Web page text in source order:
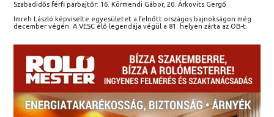
Szabadidős férfi párbajtőr: 16. Körmendi Gábor, 20. Árkovits Gergő
Imreh László képviselte egyesületet a felnőtt országos bajnokságon még
december végén. A VESC élő legendája végül a 81. helyen zárta az OB-t.